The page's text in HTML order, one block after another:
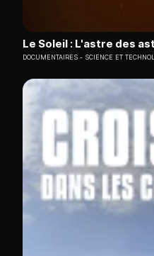
Le Soleil : L'astre des
DOCUMENTAIRES SCIENCE ET